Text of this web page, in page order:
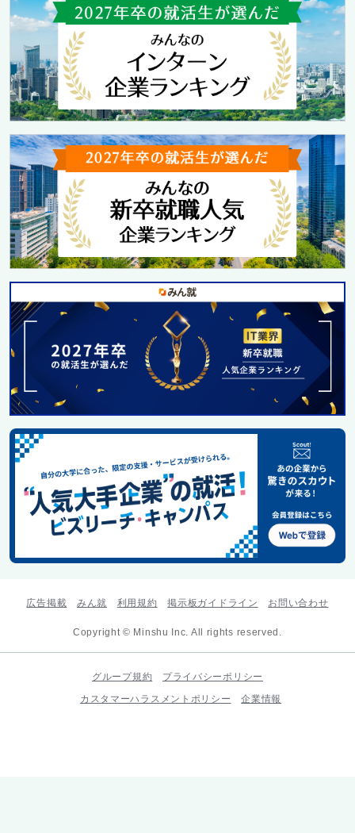
広告掲載 みん就 利用規約 掲示板ガイドライン お問い合わせ
Copyright © Minshu Inc. All rights reserved.
グループ規約
プライバシーポリシー
カスタマーハラスメントポリシー
企業情報